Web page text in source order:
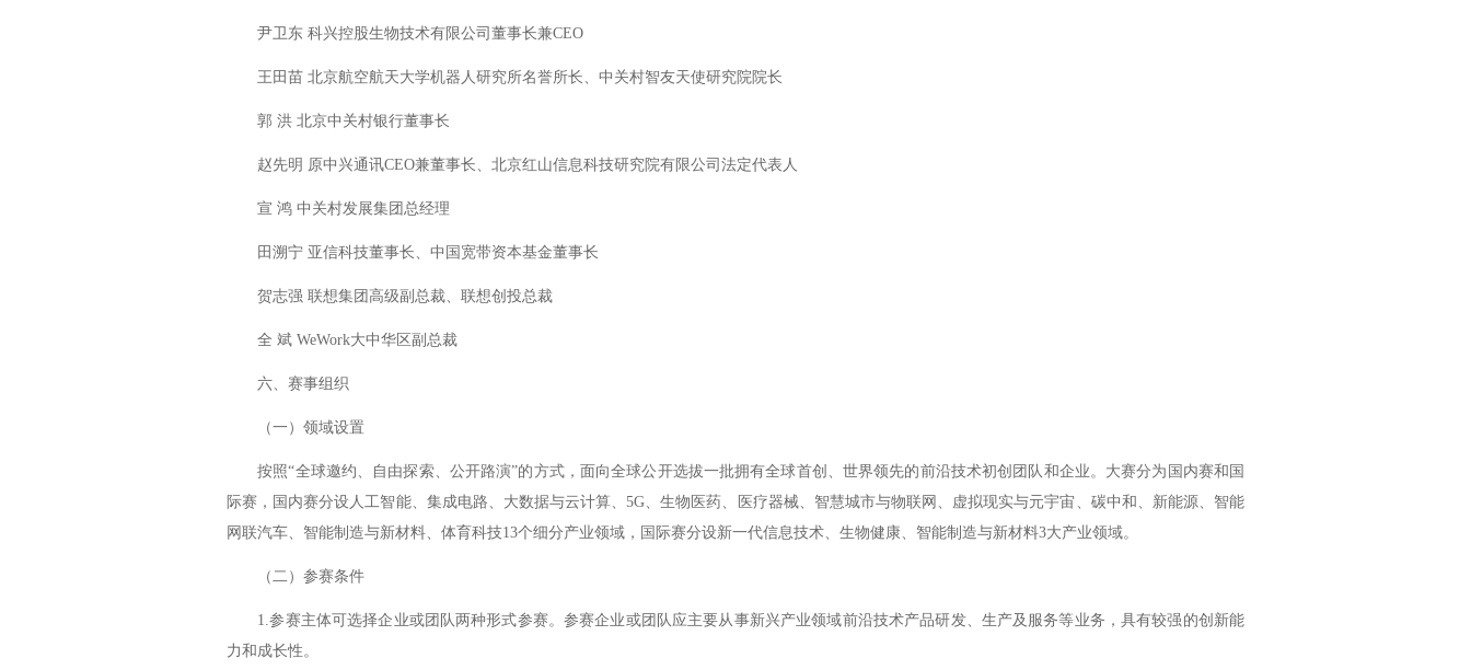
尹卫东 科兴控股生物技术有限公司董事长兼CEO
王田苗 北京航空航天大学机器人研究所名誉所长、中关村智友天使研究院院长
郭 洪 北京中关村银行董事长
赵先明 原中兴通讯CEO兼董事长、北京红山信息科技研究院有限公司法定代表人
宣 鸿 中关村发展集团总经理
田溯宁 亚信科技董事长、中国宽带资本基金董事长
贺志强 联想集团高级副总裁、联想创投总裁
全 斌 WeWork大中华区副总裁
六、赛事组织
（一）领域设置
按照“全球邀约、自由探索、公开路演”的方式，面向全球公开选拔一批拥有全球首创、世界领先的前沿技术初创团队和企业。大赛分为国内赛和国
际赛，国内赛分设人工智能、集成电路、大数据与云计算、5G、生物医药、医疗器械、智慧城市与物联网、虚拟现实与元宇宙、碳中和、新能源、智能
网联汽车、智能制造与新材料、体育科技13个细分产业领域，国际赛分设新一代信息技术、生物健康、智能制造与新材料3大产业领域。
（二）参赛条件
1.参赛主体可选择企业或团队两种形式参赛。参赛企业或团队应主要从事新兴产业领域前沿技术产品研发、生产及服务等业务，具有较强的创新能
力和成长性。